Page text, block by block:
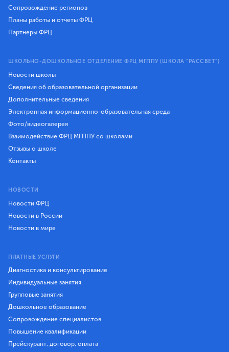
Сопровождение регионов
Планы работы и отчеты ФРЦ
Партнеры ФРЦ
ШКОЛЬНО-ДОШКОЛЬНОЕ ОТДЕЛЕНИЕ ФРЦ МГППУ (ШКОЛА "РАССВЕТ")
Новости школы
Сведения об образовательной организации
Дополнительные сведения
Электронная информационно-образовательная среда
Фото/видеогалерея
Взаимодействие ФРЦ МГППУ со школами
Отзывы о школе
Контакты
НОВОСТИ
Новости ФРЦ
Новости в России
Новости в мире
ПЛАТНЫЕ УСЛУГИ
Диагностика и консультирование
Индивидуальные занятия
Групповые занятия
Дошкольное образование
Сопровождение специалистов
Повышение квалификации
Прейскурант, договор, оплата